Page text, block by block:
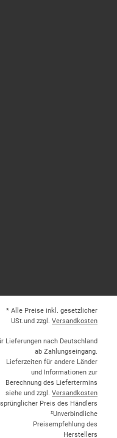
* Alle Preise inkl. gesetzlicher
USt.und zzgl. Versandkosten
Lieferungen nach Deutschland
ab Zahlungseingang.
Lieferzeiten für andere Länder
und Informationen zur
Berechnung des Liefertermins
siehe und zzgl. Versandkosten
Preis des Händlers
²Unverbindliche
Preisempfehlung des
Herstellers